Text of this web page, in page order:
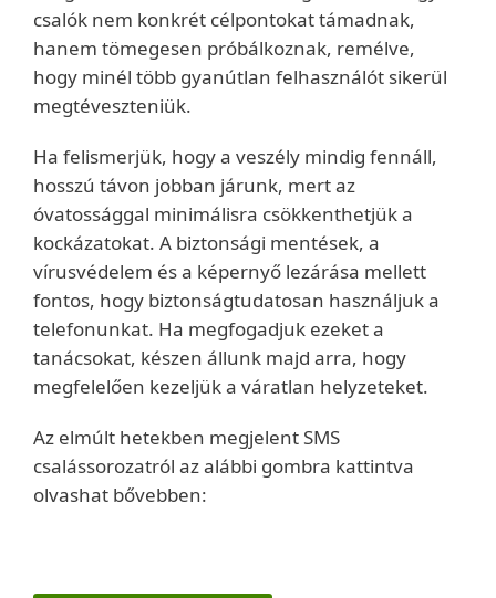
csalók nem konkrét célpontokat támadnak,
hanem tömegesen próbálkoznak, remélve,
hogy minél több gyanútlan felhasználót sikerül
megtéveszteniük.
Ha felismerjük, hogy a veszély mindig fennáll,
hosszú távon jobban járunk, mert az
óvatossággal minimálisra csökkenthetjük a
kockázatokat. A biztonsági mentések, a
vírusvédelem és a képernyő lezárása mellett
fontos, hogy biztonságtudatosan használjuk a
telefonunkat. Ha megfogadjuk ezeket a
tanácsokat, készen állunk majd arra, hogy
megfelelően kezeljük a váratlan helyzeteket.
Az elmúlt hetekben megjelent SMS
csalássorozatról az alábbi gombra kattintva
olvashat bővebben: